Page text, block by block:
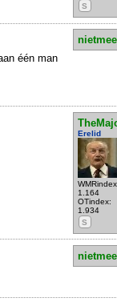
S
één man
Erelid
1.164
OTindex:
1.934
S